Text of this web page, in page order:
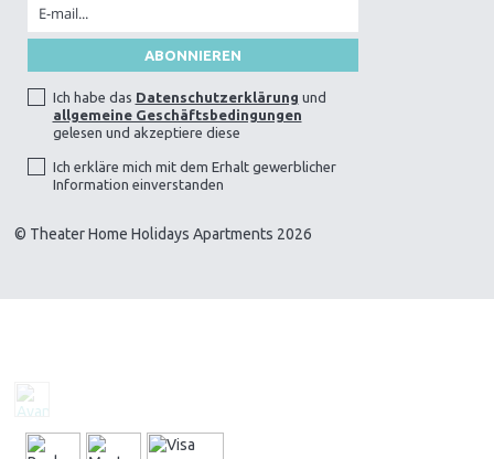
Ich habe das Datenschutzerklärung und
allgemeine Geschäftsbedingungen
gelesen und akzeptiere diese
Ich erkläre mich mit dem Erhalt gewerblicher
Information einverstanden
© Theater Home Holidays Apartments 2026